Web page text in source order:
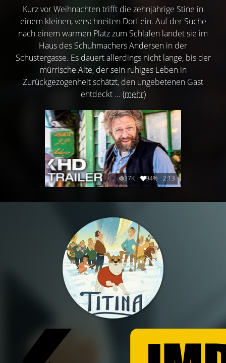
Kurz vor Weihnachten trifft die zehnjährige Stine in
einem kleinen, verschneiten Dorf ein. Auf der Suche
nach einem warmen Platz zum Schlafen landet sie im
Haus des Schuhmachers Andersen in der
Schustergasse. Es dauert allerdings nicht lange, bis der
mürrische Alte, der sein ruhiges Leben in
Zurückgezogenheit schätzt, den ungebetenen Gast
entdeckt ... (mehr)
37K 94% 2:13